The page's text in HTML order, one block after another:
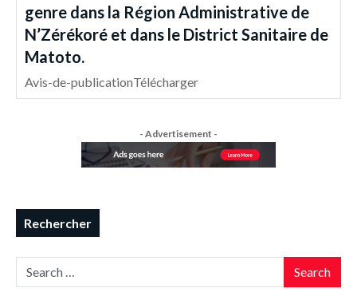
genre dans la Région Administrative de
N’Zérékoré et dans le District Sanitaire de
Matoto.
Avis-de-publicationTélécharger
- Advertisement -
Rechercher
Search